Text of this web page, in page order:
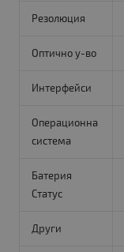
Резолюция
Оптично у-во
Интерфейси
Операционна
система
Батерия
Статус
Други